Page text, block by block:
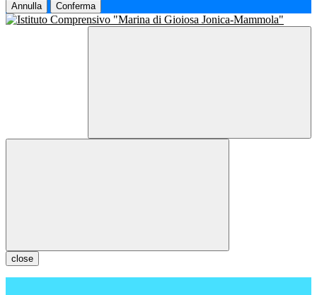
Annulla Conferma
close